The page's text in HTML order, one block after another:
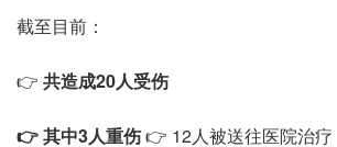
截至目前：
👉 共造成20人受伤
👉 其中3人重伤👉 12人被送往医院治疗